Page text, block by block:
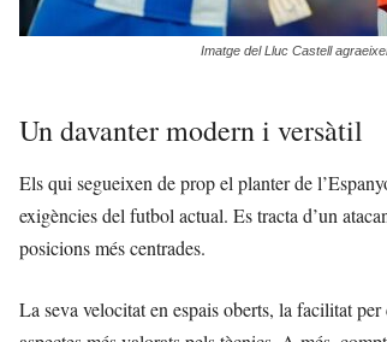
Imatge del Lluc Castell
Un davanter modern i versàtil
Els qui segueixen de prop el planter de
exigències del futbol actual. Es tracta d’un
posicions més centrades.
La seva velocitat en espais oberts, la facilitat